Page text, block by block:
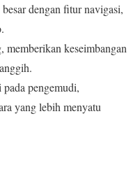
dengan fitur navigasi,
memberikan keseimbangan
pengemudi,
yang lebih menyatu